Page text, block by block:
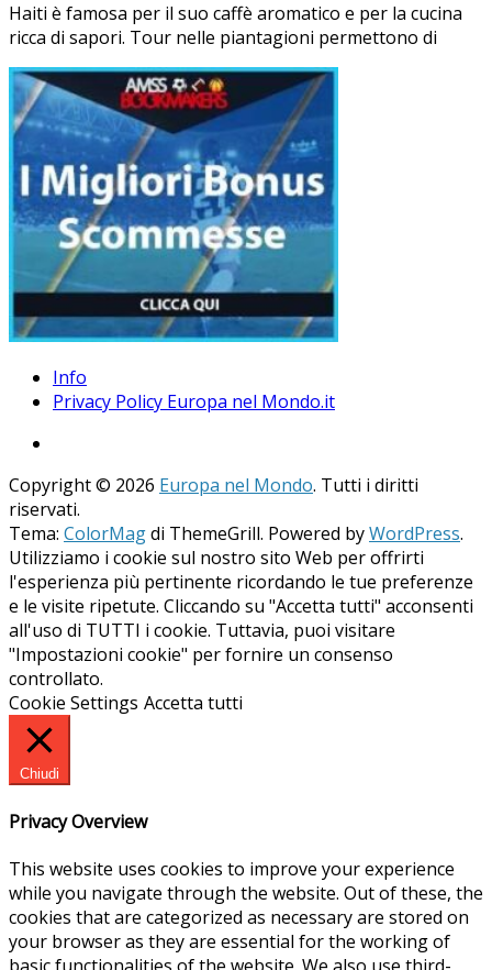
Haiti è famosa per il suo caffè aromatico e per la cucina
ricca di sapori. Tour nelle piantagioni permettono di
Info
Privacy Policy Europa nel Mondo.it
Copyright © 2026 Europa nel Mondo. Tutti i diritti
riservati.
Tema: ColorMagdi ThemeGrill. Powered byWordPress.
Utilizziamo i cookie sul nostro sito Web per offrirti
l'esperienza più pertinente ricordando le tue preferenze
e le visite ripetute. Cliccando su "Accetta tutti" acconsenti
all'uso di TUTTI i cookie. Tuttavia, puoi visitare
"Impostazioni cookie" per fornire un consenso
controllato.
Cookie Settings Accetta tutti
Chiudi
Privacy Overview
This website uses cookies to improve your experience
while you navigate through the website. Out of these, the
cookies that are categorized as necessary are stored on
your browser as they are essential for the working of